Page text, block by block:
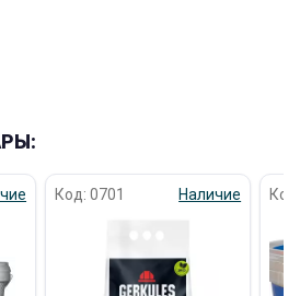
Код: 0701 Наличие